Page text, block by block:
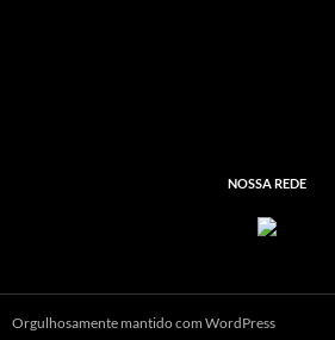
NOSSA REDE
Orgulhosamente mantido com WordPress